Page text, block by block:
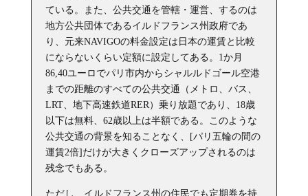
ている。また、公共交通を管轄・運営、するのは
地方公共団体であるイルドフランス州政府であ
り、元来NAVIGOの料金設定は日本の運賃と比較
にならないくらい定額に設定してある。1か月
86,40ユーロでパリ市内からシャルルドゴール空港
までの距離のすべての公共交通（メトロ、バス、
LRT、地下高速鉄道RER）乗り放題であり、18歳
以下は無料、62歳以上は半額である。このような
公共交通の背景を知ることなく、[パリ五輪の間の
運賃2倍]だけが大きくクローズアップされるのは
残念でもある。
ただし、イルドフランス州の住民でも定期券を持